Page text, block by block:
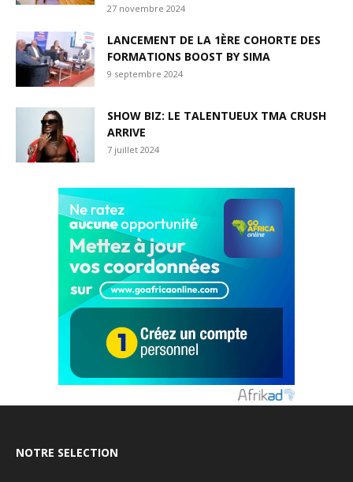
27 novembre 2024
LANCEMENT DE LA 1ÈRE COHORTE DES
FORMATIONS BOOST BY SIMA
9 septembre 2024
SHOW BIZ: LE TALENTUEUX TMA CRUSH
ARRIVE
7 juillet 2024
NOTRE SELECTION